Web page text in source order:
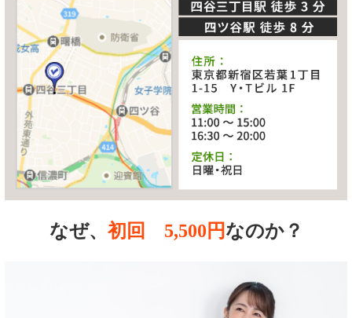
なぜ、 初回 5,500円なのか？